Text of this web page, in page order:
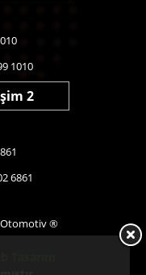
1010
2
6861
Otomotiv ®